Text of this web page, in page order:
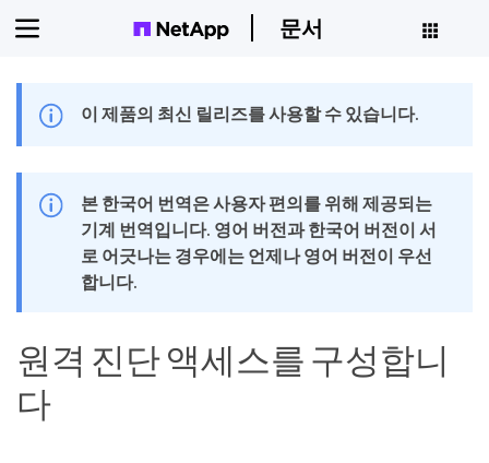
문서
이 제품의 최신 릴리즈를 사용할 수 있습니다.
본 한국어 번역은 사용자 편의를 위해 제공되는
기계 번역입니다. 영어 버전과 한국어 버전이 서
로 어긋나는 경우에는 언제나 영어 버전이 우선
합니다.
원격 진단 액세스를 구성합니
다